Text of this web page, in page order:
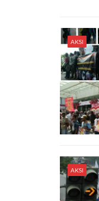
p
o
s
AKSI
AKSI